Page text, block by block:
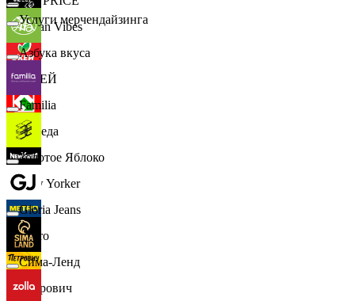
Urban Vibes
О'КЕЙ
Победа
New Yorker
Metro
Петрович
Азбука вкуса
Familia
Золотое Яблоко
Gloria Jeans
Сима-Ленд
Услуги мерчендайзинга